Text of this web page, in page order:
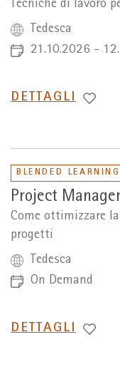
Tecniche di lavoro
Tedesca
21.10.2026 -
PASSA
DETTAGLI
BLENDED LEARNING
Project
Come ottimizzare
progetti
Tedesca
On Demand
PASSA
DETTAGLI